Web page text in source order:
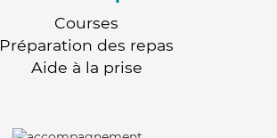
Courses
Préparation des repas
Aide à la prise